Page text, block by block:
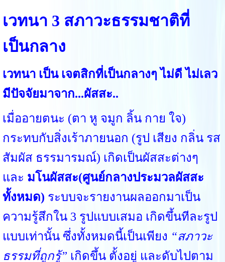
เวทนา 3 สภาวะธรรมชาติที่
เป็นกลาง
เวทนา เป็น เจตสิกที่เป็นกลางๆ ไม่ดี ไม่เลว
มีปัจจัยมาจาก...ผัสสะ..
เมื่ออายตนะ (ตา หู จมูก ลิ้น กาย ใจ)
กระทบกับสิ่งเร้าภายนอก (รูป เสียง กลิ่น รส
สัมผัส ธรรมารมณ์) เกิดเป็นผัสสะต่างๆ
และ มโนผัสสะ(ศูนย์กลางประมวลผัสสะ
ทั้งหมด) ระบบจะรายงานผลออกมาเป็น
ความรู้สึกใน 3 รูปแบบเสมอ เกิดขึ้นทีละรูป
แบบเท่านั้น ซึ่งทั้งหมดนี้เป็นเพียง “สภาวะ
ธรรมที่ถูกรู้” เกิดขึ้น ตั้งอยู่ และดับไปตาม